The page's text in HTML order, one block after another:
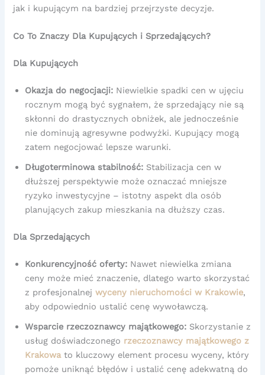
jak i kupującym na bardziej przejrzyste decyzje.
Co To Znaczy Dla Kupujących i Sprzedających?
Dla Kupujących
Okazja do negocjacji: Niewielkie spadki cen w ujęciu
rocznym mogą być sygnałem, że sprzedający nie są
skłonni do drastycznych obniżek, ale jednocześnie
nie dominują agresywne podwyżki. Kupujący mogą
zatem negocjować lepsze warunki.
Długoterminowa stabilność: Stabilizacja cen w
dłuższej perspektywie może oznaczać mniejsze
ryzyko inwestycyjne – istotny aspekt dla osób
planujących zakup mieszkania na dłuższy czas.
Dla Sprzedających
Konkurencyjność oferty: Nawet niewielka zmiana
ceny może mieć znaczenie, dlatego warto skorzystać
z profesjonalnejwyceny nieruchomości w Krakowie,
aby odpowiednio ustalić cenę wywoławczą.
Wsparcie rzeczoznawcy majątkowego: Skorzystanie z
usług doświadczonego rzeczoznawcy majątkowego z
Krakowato kluczowy element procesu wyceny, który
pomoże uniknąć błędów i ustalić cenę adekwatną do